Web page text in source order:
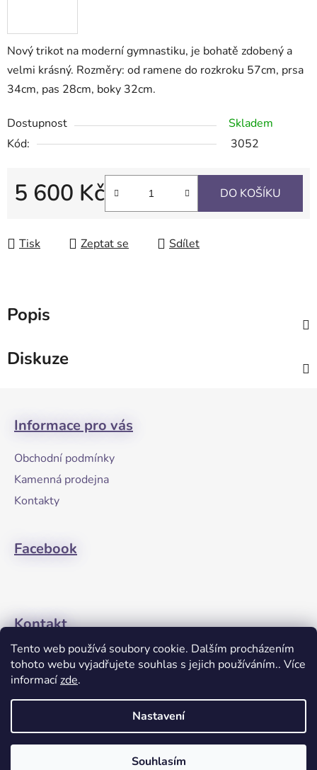
Tento web používá soubory cookie. Dalším procházením
tohoto webu vyjadřujete souhlas s jejich používáním.. Více
informacízde.
Nastavení
Souhlasím
Nový trikot na moderní gymnastiku, je bohatě zdobený a
velmi krásný. Rozměry: od ramene do rozkroku 57cm, prsa
34cm, pas 28cm, boky 32cm.
Dostupnost
Skladem
Kód:
3052
5 600 Kč DO KOŠÍKU
Tisk Zeptat se Sdílet
Popis
Diskuze
Informace pro vás
Obchodní podmínky
Kamenná prodejna
Kontakty
Facebook
Kontakt
+420608274762
Vytvořil Shoptet